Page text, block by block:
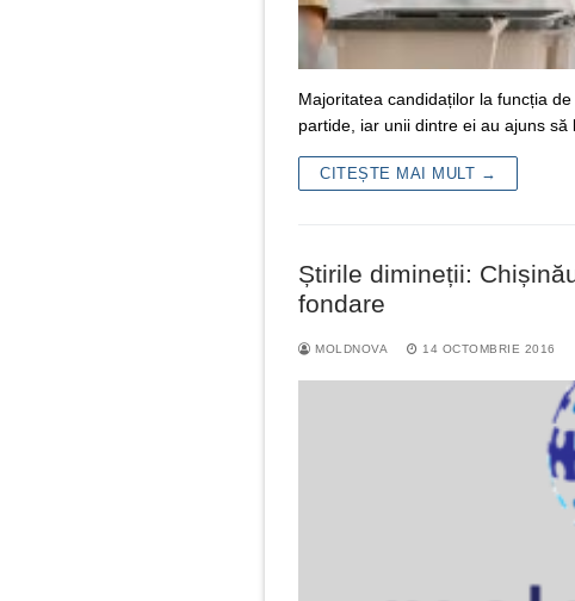
Majoritatea candidaților la funcția
partide, iar unii dintre ei au ajuns să
CITEȘTE MAI MULT →
Știrile dimineții:
fondare
MOLDNOVA 14 OCTOMBRIE 2016